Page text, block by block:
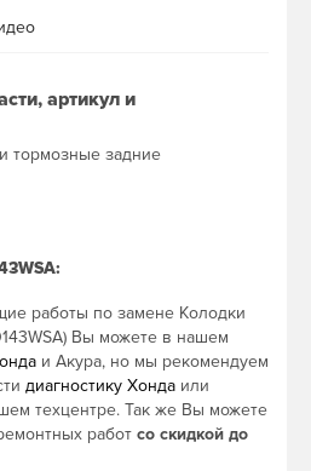
артикул и
тормозные задние
работы по замене Колодки
Вы можете в нашем
и Акура, но мы рекомендуем
диагностику Хонда или
техцентре. Так же Вы можете
работ со скидкой до